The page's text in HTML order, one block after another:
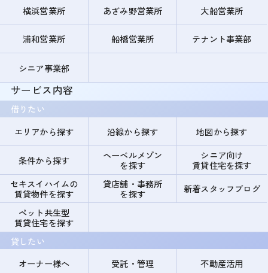
横浜営業所 あざみ野営業所 大船営業所
浦和営業所 船橋営業所 テナント事業部
シニア事業部
サービス内容
借りたい
エリアから探す
沿線から探す 地図から探す
条件から探す
ヘーベルメゾン
を探す
シニア向け
賃貸住宅を探す
セキスイハイムの
賃貸物件を探す
貸店舗・事務所
を探す
新着スタッフブログ
ペット共生型
賃貸住宅を探す
貸したい
オーナー様へ
受託・管理 不動産活用